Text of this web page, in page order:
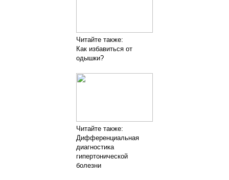
Читайте также:
Как избавиться от
одышки?
Читайте также:
Дифференциальная
диагностика
гипертонической
болезни